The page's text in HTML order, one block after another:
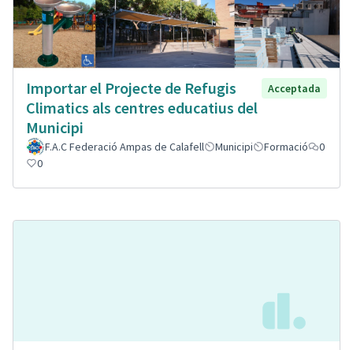
Importar el Projecte de Refugis
Climatics als centres educatius del
Municipi
Acceptada
F.A.C Federació Ampas de Calafell Municipi Formació
0
0